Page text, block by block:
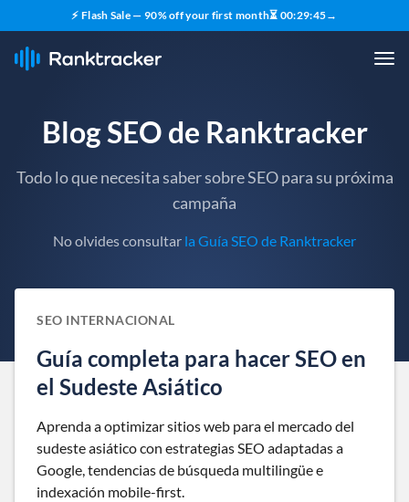
⚡ Flash Sale — 90% off your first month⏳ 00:29:44→
Blog SEO de Ranktracker
Todo lo que necesita saber sobre SEO para su próxima
campaña
No olvides consultar la Guía SEO de Ranktracker
SEO INTERNACIONAL
Guía completa para hacer SEO en
el Sudeste Asiático
Aprenda a optimizar sitios web para el mercado del
sudeste asiático con estrategias SEO adaptadas a
Google, tendencias de búsqueda multilingüe e
indexación mobile-first.